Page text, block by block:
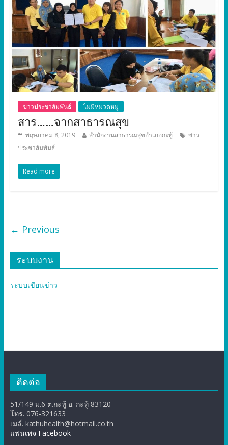
ข่าวประชาสัมพันธ์ ไม่มีหมวดหมู่
สาร……จากสาธารณสุข
พฤษภาคม 8, 2019 สำนักงานสาธารณสุขอำเภอกะทู้
ข่าว
ประชาสัมพันธ์
Read more
← Previous
ระบบงาน
ระบบเขียนข่าว
ติดต่อ
51/149 ม.6 ต.กะทู้ อ. กะทู้ 83120
โทร. 076-321633
เมล์. kathuhealth@hotmail.co.th
แฟนเพจ Facebook